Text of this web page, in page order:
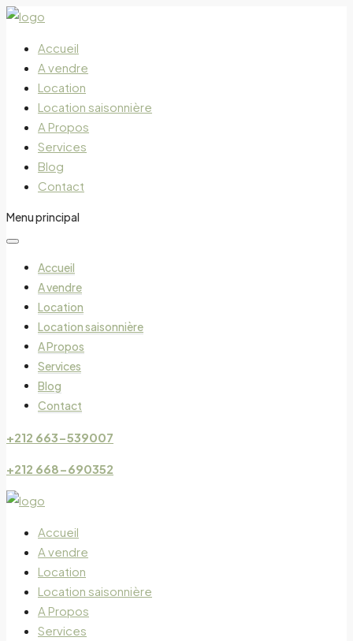
Accueil
A vendre
Location
Location saisonnière
A Propos
Services
Blog
Contact
Menu principal
Accueil
A vendre
Location
Location saisonnière
A Propos
Services
Blog
Contact
+212 663-539007
+212 668-690352
Accueil
A vendre
Location
Location saisonnière
A Propos
Services